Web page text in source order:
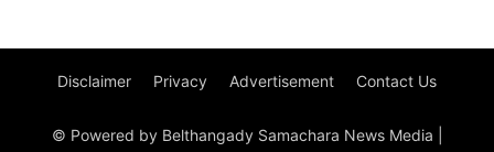
Disclaimer Privacy Advertisement Contact Us
© Powered by Belthangady Samachara News Media |